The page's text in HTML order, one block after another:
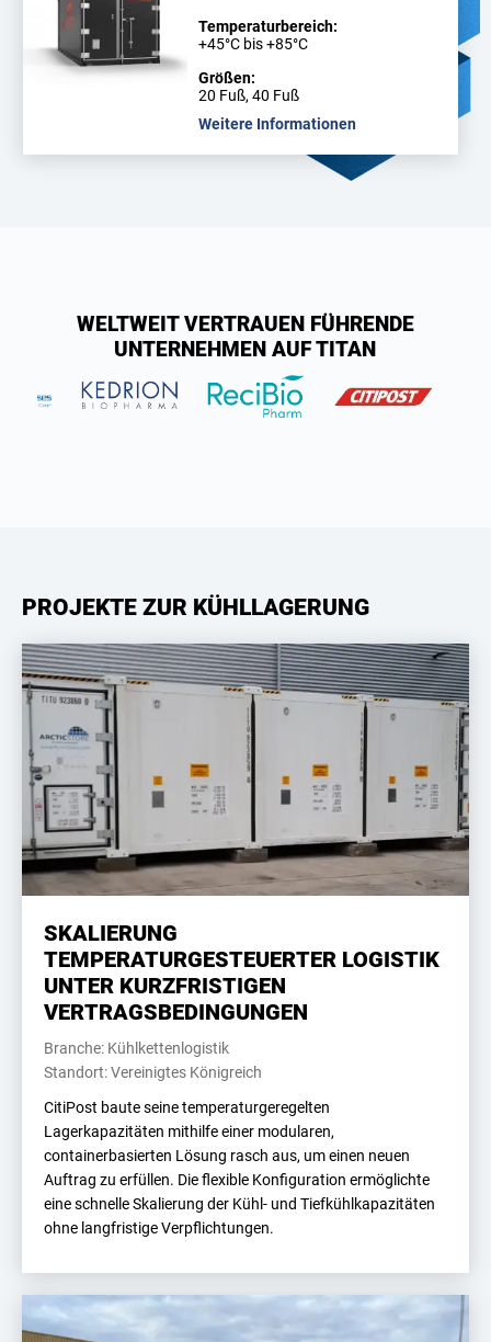
Temperaturbereich:
+45°C bis +85°C
Größen:
20 Fuß, 40 Fuß
Weitere Informationen
WELTWEIT VERTRAUEN FÜHRENDE
UNTERNEHMEN AUF TITAN
PROJEKTE ZUR KÜHLLAGERUNG
SKALIERUNG
TEMPERATURGESTEUERTER LOGISTIK
UNTER KURZFRISTIGEN
VERTRAGSBEDINGUNGEN
Branche: Kühlkettenlogistik
Standort: Vereinigtes Königreich
CitiPost baute seine temperaturgeregelten
Lagerkapazitäten mithilfe einer modularen,
containerbasierten Lösung rasch aus, um einen neuen
Auftrag zu erfüllen. Die flexible Konfiguration ermöglichte
eine schnelle Skalierung der Kühl- und Tiefkühlkapazitäten
ohne langfristige Verpflichtungen.